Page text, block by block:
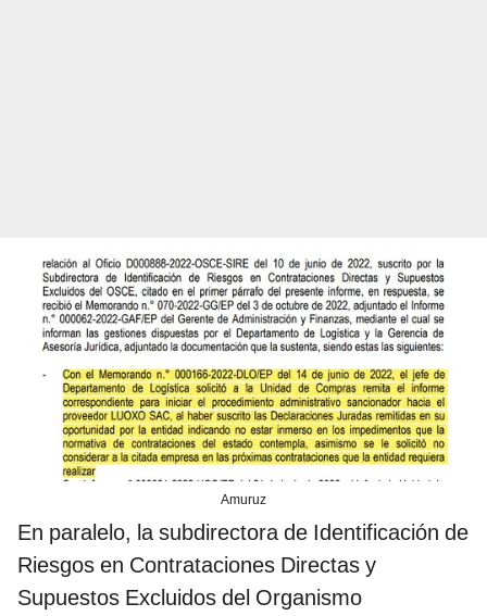
Amuruz
En paralelo, la subdirectora de Identificación de
Riesgos en Contrataciones Directas y
Supuestos Excluidos del Organismo